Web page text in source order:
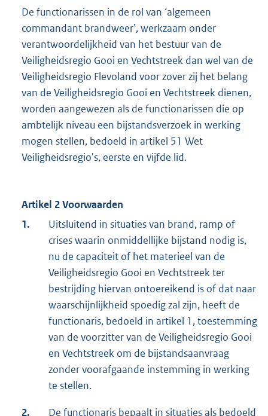
De functionarissen in de rol van ‘algemeen
commandant brandweer’, werkzaam onder
verantwoordelijkheid van het bestuur van de
Veiligheidsregio Gooi en Vechtstreek dan wel van de
Veiligheidsregio Flevoland voor zover zij het belang
van de Veiligheidsregio Gooi en Vechtstreek dienen,
worden aangewezen als de functionarissen die op
ambtelijk niveau een bijstandsverzoek in werking
mogen stellen, bedoeld in artikel 51 Wet
Veiligheidsregio's, eerste en vijfde lid.
Artikel 2 Voorwaarden
1.
Uitsluitend in situaties van brand, ramp of
crises waarin onmiddellijke bijstand nodig is,
nu de capaciteit of het materieel van de
Veiligheidsregio Gooi en Vechtstreek ter
bestrijding hiervan ontoereikend is of dat naar
waarschijnlijkheid spoedig zal zijn, heeft de
functionaris, bedoeld in artikel 1, toestemming
van de voorzitter van de Veiligheidsregio Gooi
en Vechtstreek om de bijstandsaanvraag
zonder voorafgaande instemming in werking
te stellen.
2. De functionaris bepaalt in situaties als bedoeld